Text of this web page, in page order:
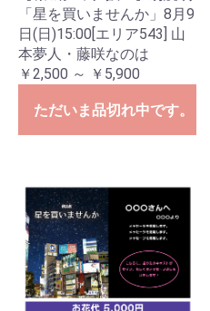
「星を買いませんか」8月9
日(日)15:00[エリア543] 山
本夢人・藤咲なのは
￥2,500 ～ ￥5,900
ただいま品切れ中です。